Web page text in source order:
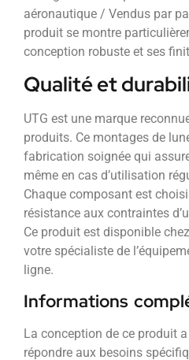
aéronautique / Vendus par
produit se montre
conception robuste et ses
Qualité et
UTG est une marque
produits. Ce montages de
fabrication soignée qui
même en cas d’utilisation
Chaque composant est
résistance aux contraintes
Ce produit est disponible
votre spécialiste de
ligne.
Informations
La conception de ce produit
répondre aux besoins